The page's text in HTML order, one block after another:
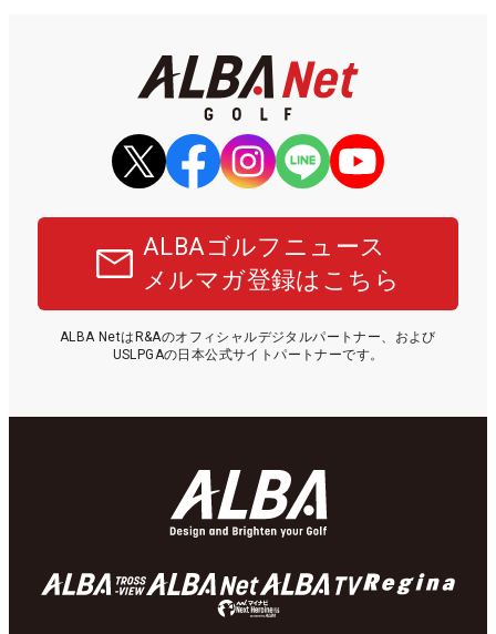
ALBAゴルフニュース
メルマガ登録はこちら
ALBA NetはR&Aのオフィシャルデジタルパートナー、および
USLPGAの日本公式サイトパートナーです。